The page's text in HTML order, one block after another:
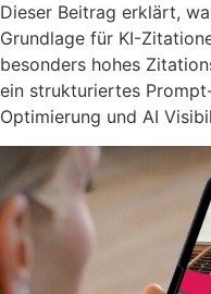
Dieser Beitrag erklärt,
Grundlage für KI-
besonders hohes
ein strukturiertes
Optimierung und AI